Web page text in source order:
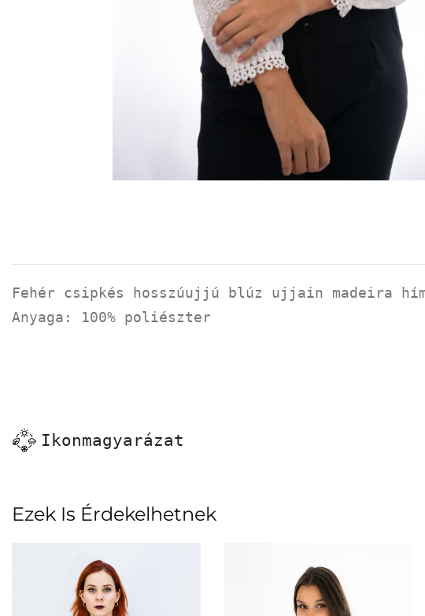
Fehér csipkés hosszúujjú blúz ujjain madeira
Anyaga: 100% poliészter
Ikonmagyarázat
Ezek Is Érdekelhetnek